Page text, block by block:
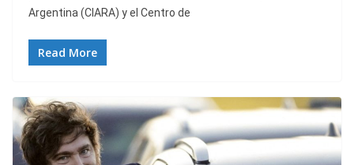
Argentina (CIARA) y el Centro de
Read More